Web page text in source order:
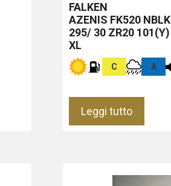
FALKEN
AZENIS FK520 NBLK
295/ 30 ZR20 101(Y)
XL
C A
Leggi tutto